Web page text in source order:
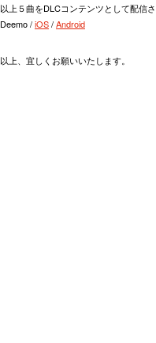
以上５曲をDLCコンテンツとして配信
Deemo /iOS/Android
以上、宜しくお願いいたします。